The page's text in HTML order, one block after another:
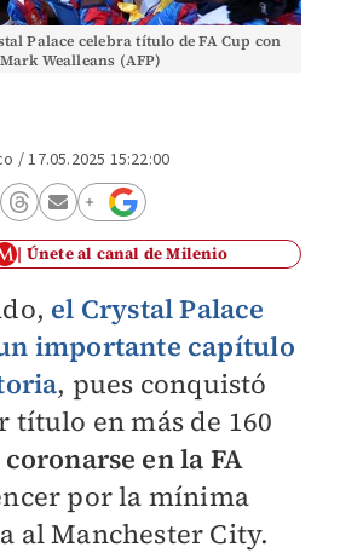
Palace celebra título de FA Cup con
Wealleans (AFP)
/17.05.2025 15:22:00
Únete al canal de Milenio
el Crystal Palace
importante capítulo
, pues conquistó
título en más de 160
coronarse en la FA
por la mínima
al Manchester City.